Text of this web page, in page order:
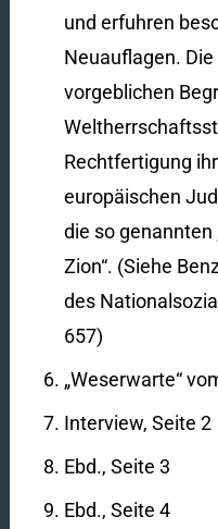
und erfuhren
Neuauflagen.
vorgeblichen
Rechtfertigung
europäischen
die so genannten
Zion“. (Siehe
des
657)
„Weserwarte“
Interview, Seite 2
Ebd., Seite 3
Ebd., Seite 4